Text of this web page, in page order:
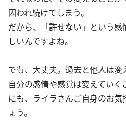
囚われ続けてしまう。
だから、「許せない」という感
しいんですよね。
でも、大丈夫。過去と他人は変
自分の感情や感覚は変えてい
にも、ライラさんご自身のお
ょう。